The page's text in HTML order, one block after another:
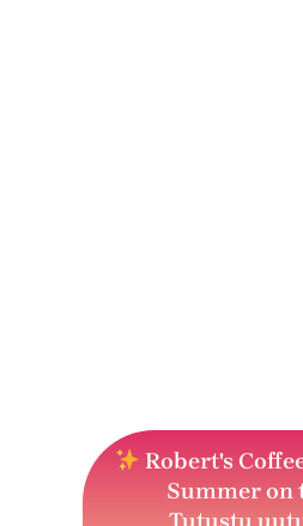
Robert's
Summer on